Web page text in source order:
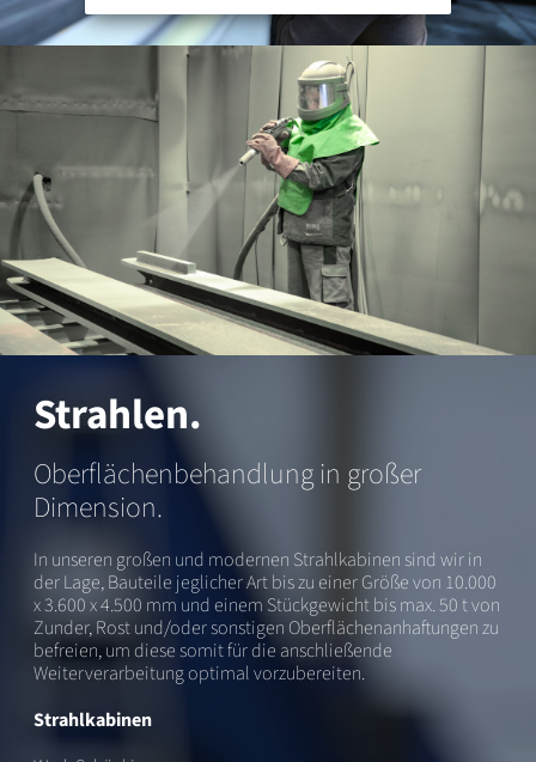
Strahlen.
Oberflächenbehandlung in großer
Dimension.
In unseren großen und modernen Strahlkabinen sind wir in
der Lage, Bauteile jeglicher Art bis zu einer Größe von 10.000
x 3.600 x 4.500 mm und einem Stückgewicht bis max. 50 t von
Zunder, Rost und/oder sonstigen Oberflächenanhaftungen zu
befreien, um diese somit für die anschließende
Weiterverarbeitung optimal vorzubereiten.
Strahlkabinen